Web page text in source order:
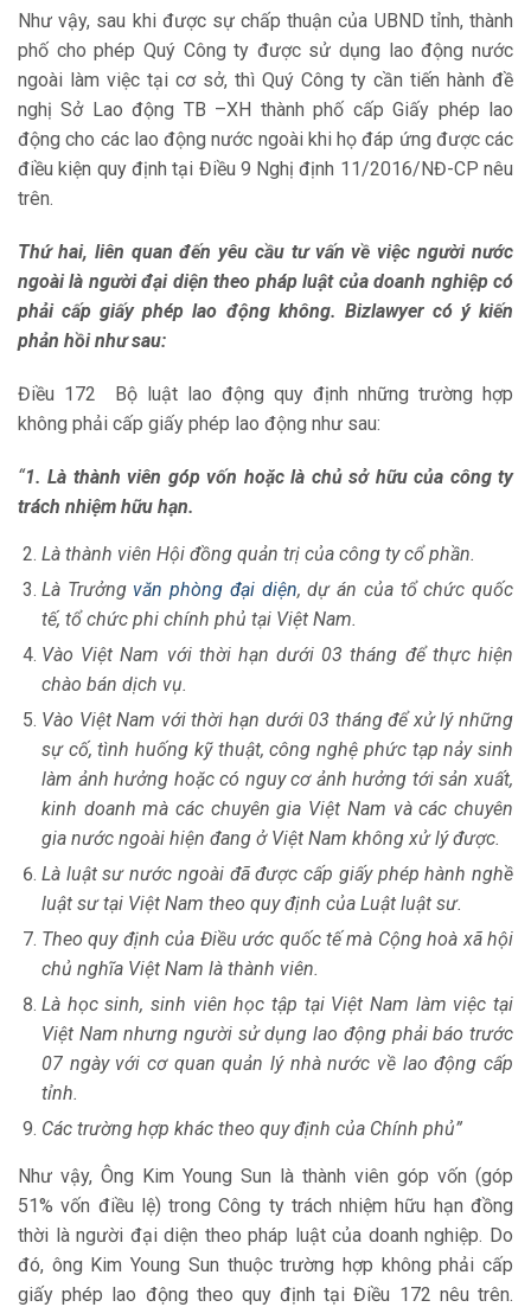
Như vậy, sau khi được sự chấp thuận của UBND tỉnh, thành
phố cho phép Quý Công ty được sử dụng lao động nước
ngoài làm việc tại cơ sở, thì Quý Công ty cần tiến hành đề
nghị Sở Lao động TB –XH thành phố cấp Giấy phép lao
động cho các lao động nước ngoài khi họ đáp ứng được các
điều kiện quy định tại Điều 9 Nghị định 11/2016/NĐ-CP nêu
trên.
Thứ hai, liên quan đến yêu cầu tư vấn về việc người nước
ngoài là người đại diện theo pháp luật của doanh nghiệp có
phải cấp giấy phép lao động không. Bizlawyer có ý kiến
phản hồi như sau:
Điều 172 Bộ luật lao động quy định những trường hợp
không phải cấp giấy phép lao động như sau:
“1. Là thành viên góp vốn hoặc là chủ sở hữu của công ty
trách nhiệm hữu hạn.
Là thành viên Hội đồng quản trị của công ty cổ phần.
Là Trưởng văn phòng đại diện, dự án của tổ chức quốc
tế, tổ chức phi chính phủ tại Việt Nam.
Vào Việt Nam với thời hạn dưới 03 tháng để thực hiện
chào bán dịch vụ.
Vào Việt Nam với thời hạn dưới 03 tháng để xử lý những
sự cố, tình huống kỹ thuật, công nghệ phức tạp nảy sinh
làm ảnh hưởng hoặc có nguy cơ ảnh hưởng tới sản xuất,
kinh doanh mà các chuyên gia Việt Nam và các chuyên
gia nước ngoài hiện đang ở Việt Nam không xử lý được.
Là luật sư nước ngoài đã được cấp giấy phép hành nghề
luật sư tại Việt Nam theo quy định của Luật luật sư.
Theo quy định của Điều ước quốc tế mà Cộng hoà xã hội
chủ nghĩa Việt Nam là thành viên.
Là học sinh, sinh viên học tập tại Việt Nam làm việc tại
Việt Nam nhưng người sử dụng lao động phải báo trước
07 ngày với cơ quan quản lý nhà nước về lao động cấp
tỉnh.
Các trường hợp khác theo quy định của Chính phủ”
Như vậy, Ông Kim Young Sun là thành viên góp vốn (góp
51% vốn điều lệ) trong Công ty trách nhiệm hữu hạn đồng
thời là người đại diện theo pháp luật của doanh nghiệp. Do
đó, ông Kim Young Sun thuộc trường hợp không phải cấp
giấy phép lao động theo quy định tại Điều 172 nêu trên.